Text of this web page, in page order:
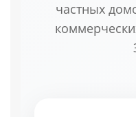
частных